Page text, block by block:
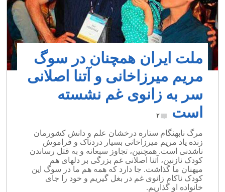
ملت ایران همچنان در سوگ
مریم میرزاخانی و آتنا اصلانی
سر به زانوی غم نشسته
است
۲
مرگ نابهنگام ستاره درخشان علم و دانش کشورمان
زنده یاد مریم میرزاخانی بسیار دردناک و فراموش
ناشدنی است. همچنین، تجاوز سبعانه و به قتل رساندن
کودک نازنین، آتنا اصلانی غم بزرگی بر دلهای هم
میهنان ما گذاشت. جا دارد که همه هم ما در سوگ این
کودک ناکام زانوی غم در بغل گیریم و خود را جای
خانواده او گذاریم.